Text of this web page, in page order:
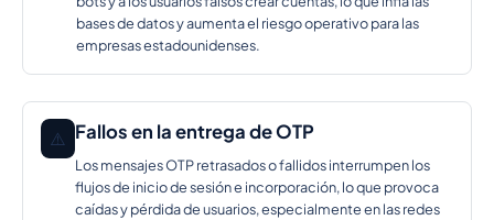
bases de datos y aumenta el riesgo operativo para las
empresas estadounidenses.
⚠️ Fallos en la entrega de OTP
Los mensajes OTP retrasados o fallidos interrumpen los
flujos de inicio de sesión e incorporación, lo que provoca
caídas y pérdida de usuarios, especialmente en las redes